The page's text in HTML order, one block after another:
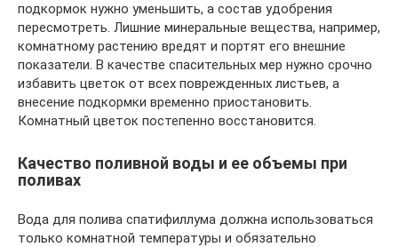
подкормок нужно уменьшить, а состав удобрения
пересмотреть. Лишние минеральные вещества, например,
комнатному растению вредят и портят его внешние
показатели. В качестве спасительных мер нужно срочно
избавить цветок от всех поврежденных листьев, а
внесение подкормки временно приостановить.
Комнатный цветок постепенно восстановится.
Качество поливной воды и ее объемы при
поливах
Вода для полива спатифиллума должна использоваться
только комнатной температуры и обязательно